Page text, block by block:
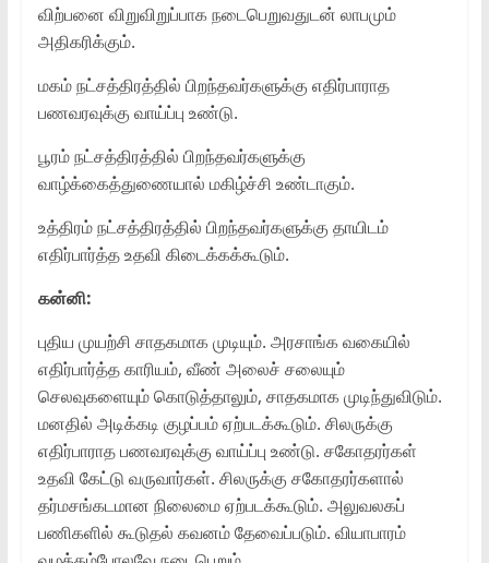
விற்பனை விறுவிறுப்பாக நடைபெறுவதுடன் லாபமும்
அதிகரிக்கும்.
மகம் நட்சத்திரத்தில் பிறந்தவர்களுக்கு எதிர்பாராத
பணவரவுக்கு வாய்ப்பு உண்டு.
பூரம் நட்சத்திரத்தில் பிறந்தவர்களுக்கு
வாழ்க்கைத்துணையால் மகிழ்ச்சி உண்டாகும்.
உத்திரம் நட்சத்திரத்தில் பிறந்தவர்களுக்கு தாயிடம்
எதிர்பார்த்த உதவி கிடைக்கக்கூடும்.
கன்னி:
புதிய முயற்சி சாதகமாக முடியும். அரசாங்க வகையில்
எதிர்பார்த்த காரியம், வீண் அலைச் சலையும்
செலவுகளையும் கொடுத்தாலும், சாதகமாக முடிந்துவிடும்.
மனதில் அடிக்கடி குழப்பம் ஏற்படக்கூடும். சிலருக்கு
எதிர்பாராத பணவரவுக்கு வாய்ப்பு உண்டு. சகோதரர்கள்
உதவி கேட்டு வருவார்கள். சிலருக்கு சகோதரர்களால்
தர்மசங்கடமான நிலைமை ஏற்படக்கூடும். அலுவலகப்
பணிகளில் கூடுதல் கவனம் தேவைப்படும். வியாபாரம்